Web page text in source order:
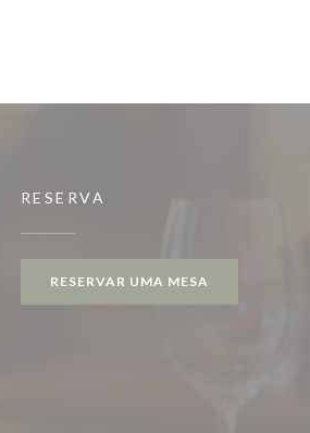
RESERVA
RESERVAR UMA MESA